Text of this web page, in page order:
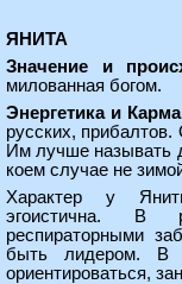
ЯНИТА
Значение и
милованная богом.
Энергетика и
русских, прибалтов.
Им лучше называть
коем случае не
Характер у
эгоистична. В
респираторными
быть лидером. В
ориентироваться,